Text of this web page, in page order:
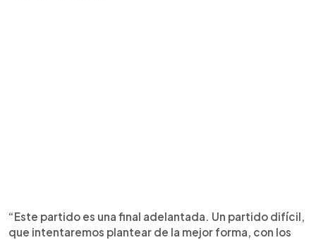
“Este partido es una final adelantada. Un partido difícil,
que intentaremos plantear de la mejor forma, con los